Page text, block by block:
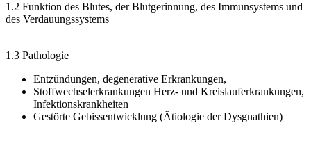
1.2 Funktion des Blutes, der Blutgerinnung, des Immunsystems und
des Verdauungssystems
1.3 Pathologie
Entzündungen, degenerative Erkrankungen,
Stoffwechselerkrankungen Herz- und Kreislauferkrankungen,
Infektionskrankheiten
Gestörte Gebissentwicklung (Ätiologie der Dysgnathien)